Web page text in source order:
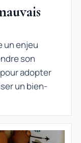
un enjeu
son
adopter
un bien-